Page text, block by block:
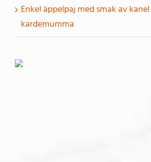
Enkel äppelpaj med smak av
kardemumma